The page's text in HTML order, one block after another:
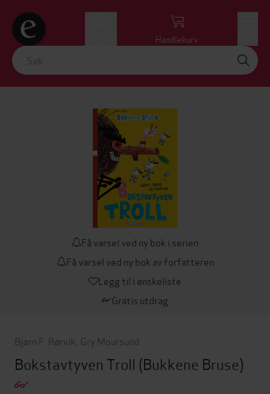
Handlekurv
Få varsel ved ny bok i serien
Få varsel ved ny bok av forfatteren
Legg til i ønskeliste
Gratis utdrag
Bjørn F. Rørvik Gry Moursund
Bokstavtyven Troll (Bukkene Bruse)